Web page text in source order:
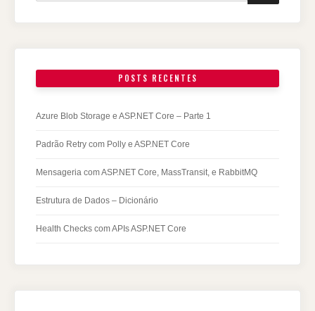
POSTS RECENTES
Azure Blob Storage e ASP.NET Core – Parte 1
Padrão Retry com Polly e ASP.NET Core
Mensageria com ASP.NET Core, MassTransit, e RabbitMQ
Estrutura de Dados – Dicionário
Health Checks com APIs ASP.NET Core